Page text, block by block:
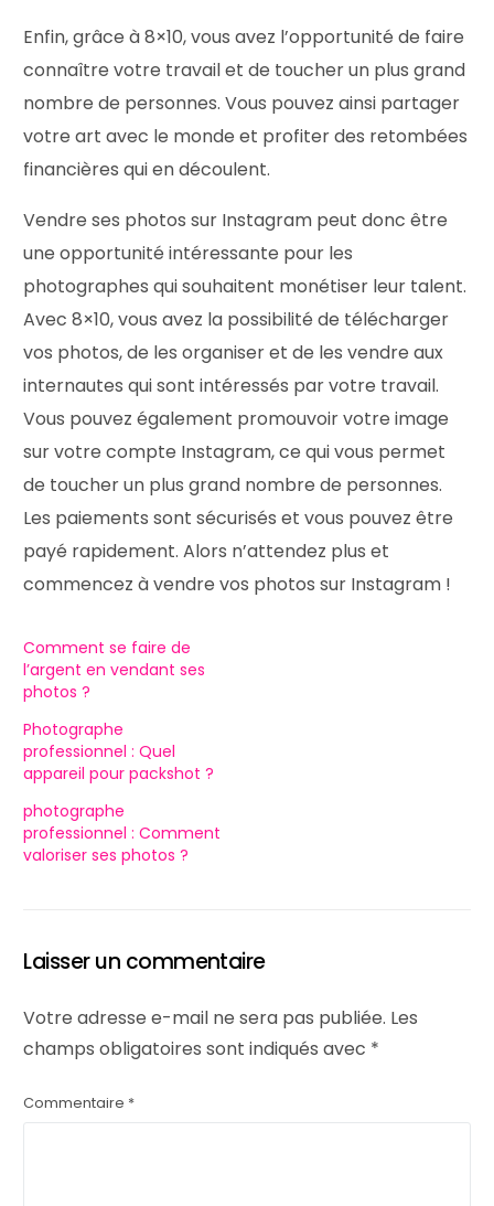
Enfin, grâce à 8×10, vous avez l’opportunité de faire
connaître votre travail et de toucher un plus grand
nombre de personnes. Vous pouvez ainsi partager
votre art avec le monde et profiter des retombées
financières qui en découlent.
Vendre ses photos sur Instagram peut donc être
une opportunité intéressante pour les
photographes qui souhaitent monétiser leur talent.
Avec 8×10, vous avez la possibilité de télécharger
vos photos, de les organiser et de les vendre aux
internautes qui sont intéressés par votre travail.
Vous pouvez également promouvoir votre image
sur votre compte Instagram, ce qui vous permet
de toucher un plus grand nombre de personnes.
Les paiements sont sécurisés et vous pouvez être
payé rapidement. Alors n’attendez plus et
commencez à vendre vos photos sur Instagram !
Comment se faire de
l’argent en vendant ses
photos ?
Photographe
professionnel : Quel
appareil pour packshot ?
photographe
professionnel : Comment
valoriser ses photos ?
Laisser un commentaire
Votre adresse e-mail ne sera pas publiée. Les
champs obligatoires sont indiqués avec *
Commentaire *